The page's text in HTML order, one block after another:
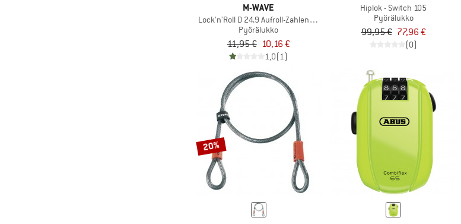
M-WAVE
Lock'n'Roll D 24.9 Aufroll-Zahlenschloss
Pyörälukko
11,95 € 10,16 €
1,0(1)
Hiplok - Switch 105
Pyörälukko
99,95 € 77,96 €
(0)
20%